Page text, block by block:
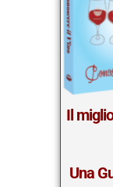
Il
Una